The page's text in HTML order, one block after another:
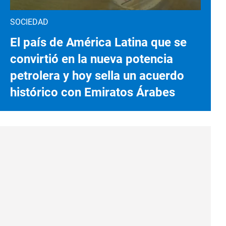
SOCIEDAD
El país de América Latina que se
convirtió en la nueva potencia
petrolera y hoy sella un acuerdo
histórico con Emiratos Árabes